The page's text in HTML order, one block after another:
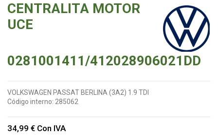
CENTRALITA MOTOR
UCE
0281001411/412028906021DD
VOLKSWAGEN PASSAT BERLINA (3A2) 1.9 TDI
Código interno: 285062
34,99 € Con IVA